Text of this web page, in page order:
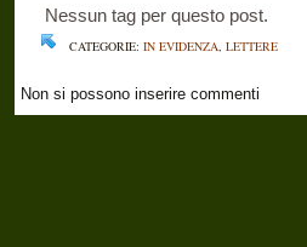
Nessun tag per questo post.
CATEGORIE: IN EVIDENZA, LETTERE
Non si possono inserire commenti